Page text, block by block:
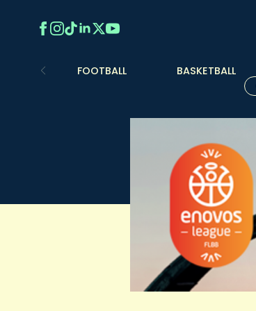
FOOTBALL BASKETBALL